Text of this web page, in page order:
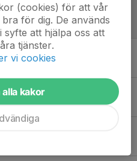
3-23(cookies) för att vår
för dig. De används
att hjälpa oss att
tjänster.
vi cookies
kakor